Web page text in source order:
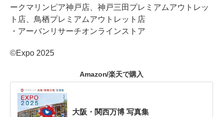
ークマリンピア神戸店、神戸三田プレミアムアウトレッ
ト店、鳥栖プレミアムアウトレット店
・アーバンリサーチオンラインストア
©Expo 2025
Amazon/楽天で購入
大阪・関西万博 写真集